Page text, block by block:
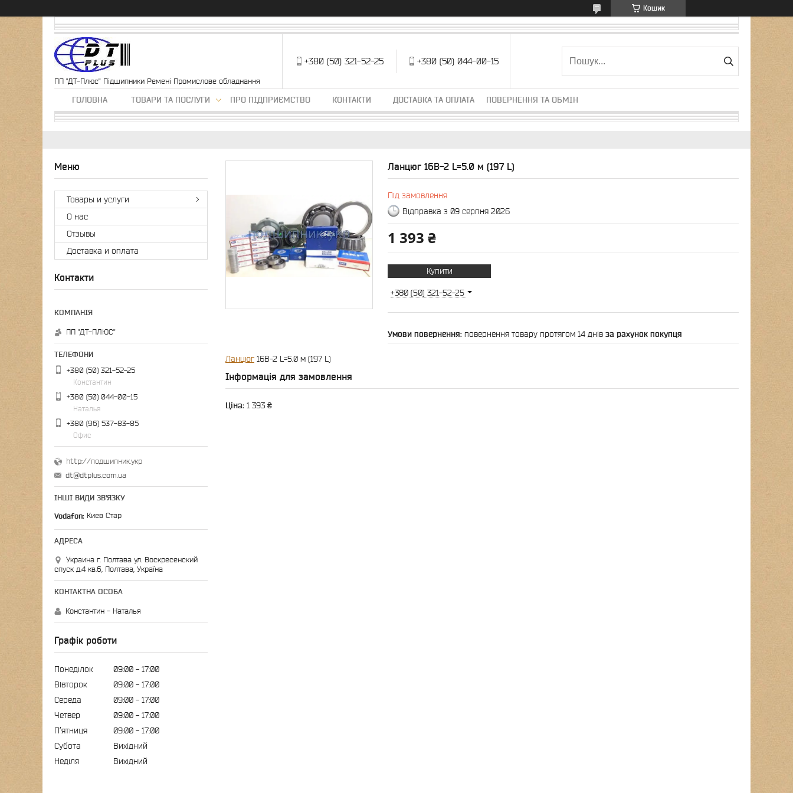
Кошик
ПП "ДТ-Плюс" Підшипники Ремені Промислове обладнання
+380 (50) 321-52-25 +380 (50) 044-00-15
ГОЛОВНА ТОВАРИ ТА ПОСЛУГИ ПРО ПІДПРИЄМСТВО КОНТАКТИ ДОСТАВКА ТА ОПЛАТА ПОВЕРНЕННЯ ТА ОБМІН
Ланцюг 16B-2 L=5.0 м (197 L)
Під замовлення
Відправка з 09 серпня 2026
1 393 ₴
Купити
+380 (50) 321-52-25
повернення товару протягом 14 днів за рахунок покупця
Ланцюг 16B-2 L=5.0 м (197 L)
Інформація для замовлення
Ціна: 1 393 ₴
Товары и услуги
О нас
Отзывы
Доставка и оплата
Контакти
ПП "ДТ-ПЛЮС"
+380 (50) 321-52-25
Константин
+380 (50) 044-00-15
Наталья
+380 (96) 537-83-85
Офис
http://подшипник.укр
dt@dtplus.com.ua
ІНШІ ВИДИ ЗВ'ЯЗКУ
Vodafon Киев Стар
Украина г. Полтава ул. Воскресенский
спуск д.4 кв.6, Полтава, Україна
Константин - Наталья
Графік роботи
Понеділок 09:00
17:00
Вівторок
09:00
17:00
Середа
09:00
17:00
Четвер
09:00
17:00
Пʼятниця
09:00
17:00
Субота
Вихідний
Неділя
Вихідний